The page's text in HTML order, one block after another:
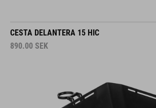
CESTA DELANTERA 15 HIC
890.00 SEK